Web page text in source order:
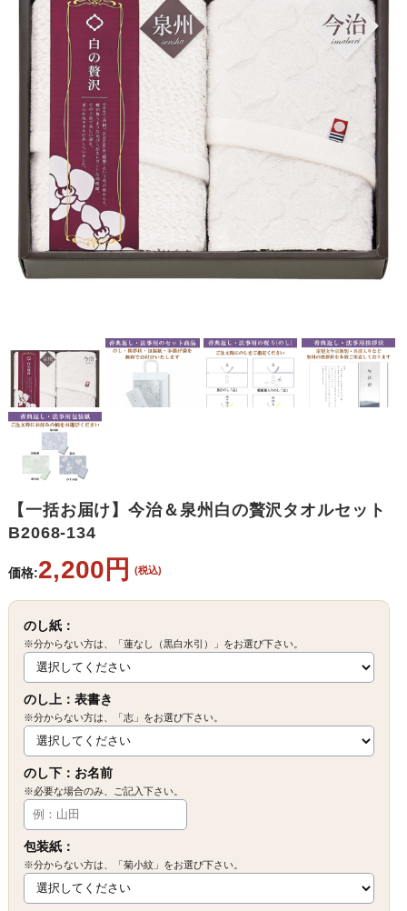
【一括お届け】今治＆泉州白の贅沢タオルセット
B2068-134
価格:2,200円 (税込)
のし紙：
※分からない方は、「蓮なし（黒白水引）」をお選び下さい。
のし上：表書き
※分からない方は、「志」をお選び下さい。
のし下：お名前
※必要な場合のみ、ご記入下さい。
包装紙：
※分からない方は、「菊小紋」をお選び下さい。